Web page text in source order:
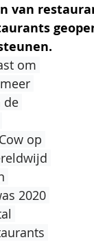
van
om
de
op
2020